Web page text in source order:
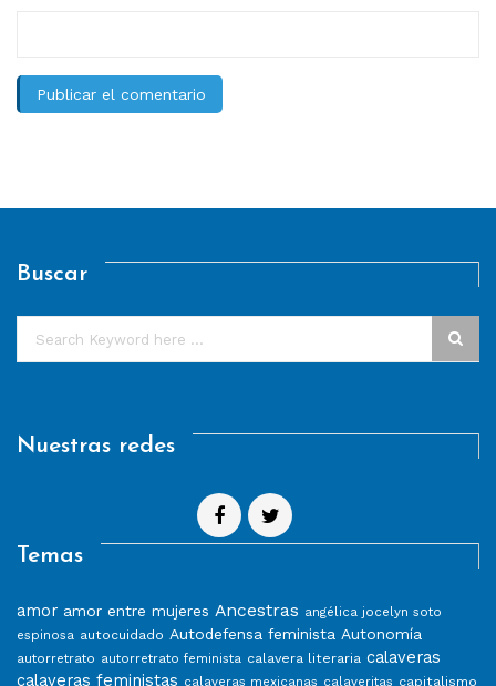
Buscar
Nuestras redes
Temas
amor amor entre mujeres Ancestras angélica jocelyn soto
espinosa autocuidado Autodefensa feminista Autonomía
autorretrato autorretrato feminista calavera literaria calaveras
calaveras feministas calaveras mexicanas calaveritas capitalismo